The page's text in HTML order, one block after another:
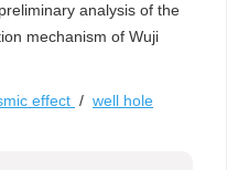
analysis of the
mechanism of Wuji
effect / well hole